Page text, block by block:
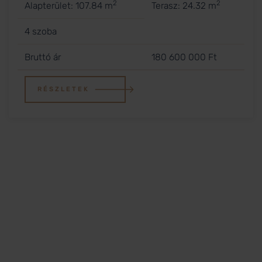
Alapterület: 107.84 m2 Terasz: 24.32 m2
4 szoba
Bruttó ár 180 600 000 Ft
RÉSZLETEK